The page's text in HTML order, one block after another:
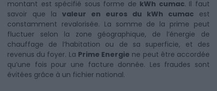
montant est spécifié sous forme de kWh cumac. Il faut
savoir que la valeur en euros du kWh cumac est
constamment revalorisée. La somme de la prime peut
fluctuer selon la zone géographique, de l’énergie de
chauffage de l’habitation ou de sa superficie, et des
revenus du foyer. La Prime Energie ne peut être accordée
qu’une fois pour une facture donnée. Les fraudes sont
évitées grâce à un fichier national.